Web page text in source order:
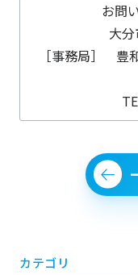
お問
大
［事務局］
カテゴリ